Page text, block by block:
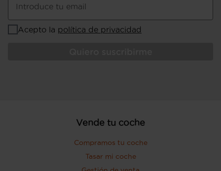
Introduce tu email
Acepto la política de privacidad
Vende tu coche
Compramos tu coche
Tasar mi coche